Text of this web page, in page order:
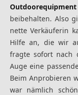
Outdoorequipment
beibehalten. Also
nette Verkäuferin
Hilfe an, die wir
fragte sofort nach
Auge eine
Beim Anprobieren
war nämlich